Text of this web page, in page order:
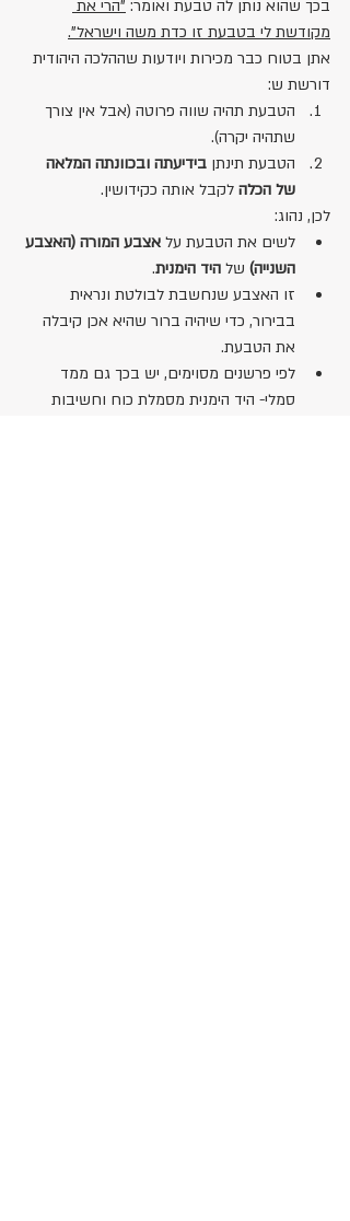
בכך שהוא נותן לה טבעת ואומר: "הרי את
מקודשת לי בטבעת זו כדת משה וישראל".
אתן בטוח כבר מכירות ויודעות שההלכה היהודית
דורשת ש:
הטבעת תהיה שווה פרוטה (אבל אין צורך
שתהיה יקרה).
הטבעת תינתן בידיעתה ובכוונתה המלאה
של הכלה לקבל אותה כקידושין.
לכן, נהוג:
לשים את הטבעת על אצבע המורה (האצבע
השנייה) של היד הימנית.
זו האצבע שנחשבת לבולטת ונראית
בבירור, כדי שיהיה ברור שהיא אכן קיבלה
את הטבעת.
לפי פרשנים מסוימים, יש בכך גם ממד
סמלי- היד הימנית מסמלת כוח וחשיבות